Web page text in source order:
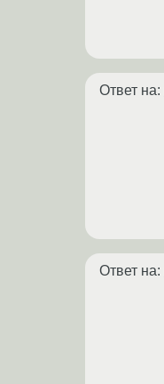
Ответ на:
Ответ на: